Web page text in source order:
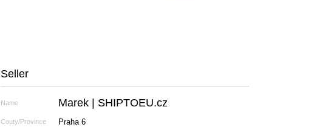
Seller
Name Marek | SHIPTOEU.cz
Couty/Province Praha 6